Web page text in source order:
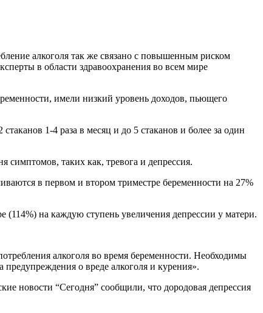
алкоголя так же связано с повышенным риском
в области здравоохранения во всем мире
имели низкий уровень доходов, пьющего
1-4 раза в месяц и до 5 стаканов и более за один
симптомов, таких как, тревога и депрессия.
в первом и втором триместре беременности на 27%
на каждую ступень увеличения депрессии у матери.
алкоголя во время беременности. Необходимы
о вреде алкоголя и курения».
новости “Сегодня” сообщили, что дородовая депрессия